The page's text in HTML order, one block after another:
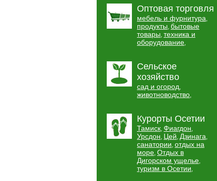
Оптовая торговля
мебель и фурнитура,
продукты, бытовые
товары, техника и
оборудование,
Сельское
хозяйство
сад и огород,
животноводство,
Курорты Осетии
Тамиск, Фиагдон,
Урсдон, Цей, Дзинага,
санатории, отдых на
море, Отдых в
Дигорском ущелье,
туризм в Осетии,